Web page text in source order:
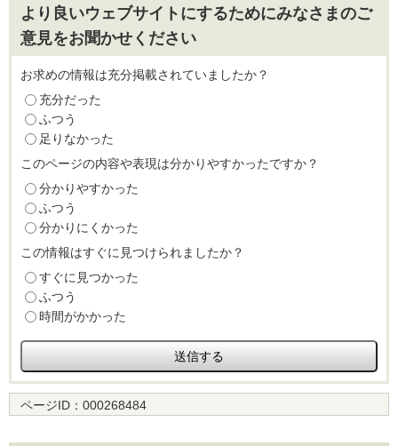
より良いウェブサイトにするためにみなさまのご
意見をお聞かせください
お求めの情報は充分掲載されていましたか？
充分だった
ふつう
足りなかった
このページの内容や表現は分かりやすかったですか？
分かりやすかった
ふつう
分かりにくかった
この情報はすぐに見つけられましたか？
すぐに見つかった
ふつう
時間がかかった
ページID： 000268484